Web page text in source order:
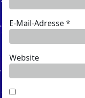
E-Mail-Adresse*
Website